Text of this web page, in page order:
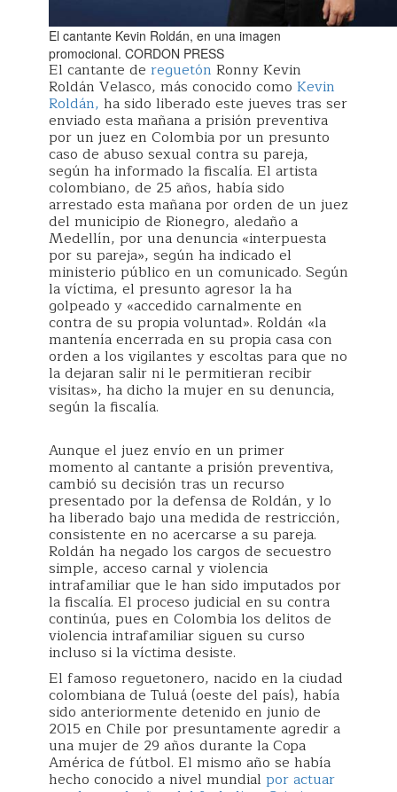
El cantante Kevin Roldán, en una imagen
promocional. CORDON PRESS
El cantante de reguetón Ronny Kevin
Roldán Velasco, más conocido como Kevin
Roldán, ha sido liberado este jueves tras ser
enviado esta mañana a prisión preventiva
por un juez en Colombia por un presunto
caso de abuso sexual contra su pareja,
según ha informado la fiscalía. El artista
colombiano, de 25 años, había sido
arrestado esta mañana por orden de un juez
del municipio de Rionegro, aledaño a
Medellín, por una denuncia «interpuesta
por su pareja», según ha indicado el
ministerio público en un comunicado. Según
la víctima, el presunto agresor la ha
golpeado y «accedido carnalmente en
contra de su propia voluntad». Roldán «la
mantenía encerrada en su propia casa con
orden a los vigilantes y escoltas para que no
la dejaran salir ni le permitieran recibir
visitas», ha dicho la mujer en su denuncia,
según la fiscalía.
Aunque el juez envío en un primer
momento al cantante a prisión preventiva,
cambió su decisión tras un recurso
presentado por la defensa de Roldán, y lo
ha liberado bajo una medida de restricción,
consistente en no acercarse a su pareja.
Roldán ha negado los cargos de secuestro
simple, acceso carnal y violencia
intrafamiliar que le han sido imputados por
la fiscalía. El proceso judicial en su contra
continúa, pues en Colombia los delitos de
violencia intrafamiliar siguen su curso
incluso si la víctima desiste.
El famoso reguetonero, nacido en la ciudad
colombiana de Tuluá (oeste del país), había
sido anteriormente detenido en junio de
2015 en Chile por presuntamente agredir a
una mujer de 29 años durante la Copa
América de fútbol. El mismo año se había
hecho conocido a nivel mundial por actuar